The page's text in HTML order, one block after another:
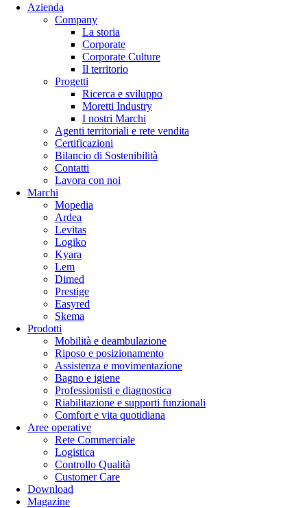
Azienda
Company
La storia
Corporate
Corporate Culture
Il territorio
Progetti
Ricerca e sviluppo
Moretti Industry
I nostri Marchi
Agenti territoriali e rete vendita
Certificazioni
Bilancio di Sostenibilità
Contatti
Lavora con noi
Marchi
Mopedia
Ardea
Levitas
Logiko
Kyara
Lem
Dimed
Prestige
Easyred
Skema
Prodotti
Mobilità e deambulazione
Riposo e posizionamento
Assistenza e movimentazione
Bagno e igiene
Professionisti e diagnostica
Riabilitazione e supporti funzionali
Comfort e vita quotidiana
Aree operative
Rete Commerciale
Logistica
Controllo Qualità
Customer Care
Download
Magazine